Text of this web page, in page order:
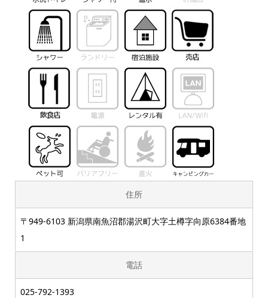
住所
〒949-6103 新潟県南魚沼郡湯沢町大字土樽字向原6384番地
1
電話
025-792-1393